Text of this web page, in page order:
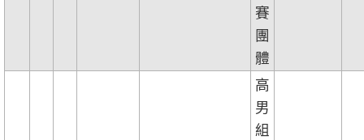
賽
團
體
高
男
組